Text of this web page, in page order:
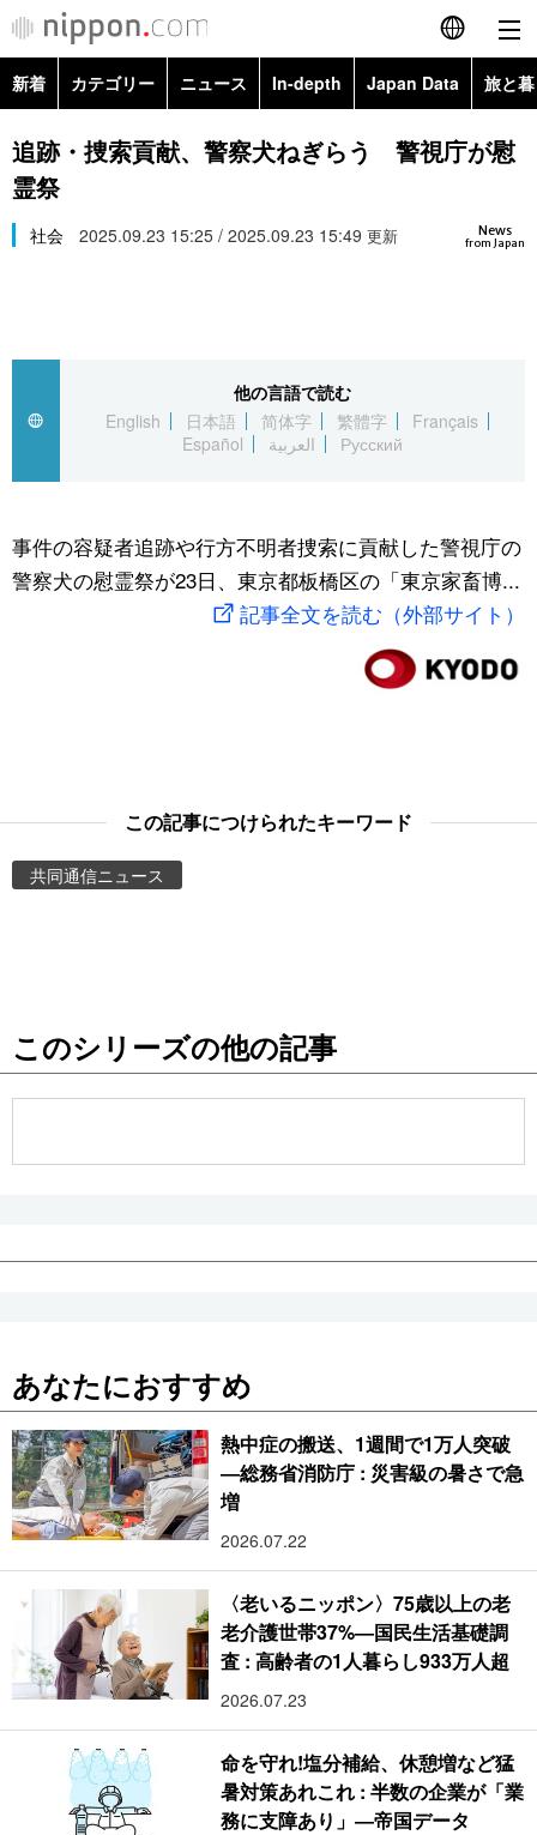
English
简体字
Русский
カテゴリー
経済・ビジネス
国際
文化
トップ
アーカイブ
In-depth
Japan Data
動画/Live
お知らせ
新着 カテゴリー ニュース In-depth Japan Data 旅と
政治・外交
経済・ビジネス
スポーツ・東京2020
Topics
追跡・捜索貢献、警察犬ねぎらう 警視庁が慰
霊祭
News
from Japan
社会 2025.09.23 15:25 / 2025.09.23 15:49 更新
他の言語で読む
English
日本語 简体字 繁體字
Français
Español
العربية Русский
事件の容疑者追跡や行方不明者捜索に貢献した警視庁の
警察犬の慰霊祭が23日、東京都板橋区の「東京家畜博...
記事全文を読む（外部サイト）
この記事につけられたキーワード
共同通信ニュース
このシリーズの他の記事
あなたにおすすめ
熱中症の搬送、1週間で1万人突破
―総務省消防庁 : 災害級の暑さで急
増
2026.07.22
〈老いるニッポン〉75歳以上の老
老介護世帯37%―国民生活基礎調
査 : 高齢者の1人暮らし933万人超
2026.07.23
命を守れ!塩分補給、休憩増など猛
暑対策あれこれ : 半数の企業が「業
務に支障あり」―帝国データ